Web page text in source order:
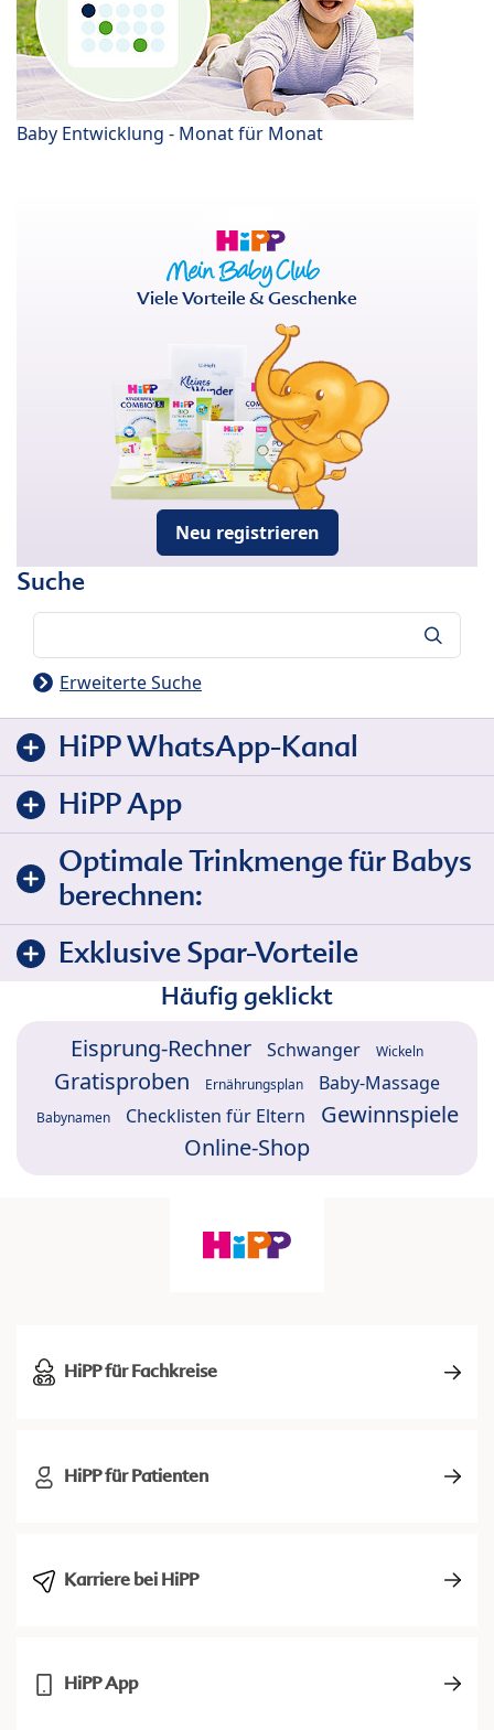
Baby Entwicklung - Monat für Monat
Viele Vorteile & Geschenke
Neu registrieren
Suche
Erweiterte Suche
HiPP WhatsApp-Kanal
HiPP App
Optimale Trinkmenge für Babys
berechnen:
Exklusive Spar-Vorteile
Häufig geklickt
Eisprung-Rechner Schwanger Wickeln
Gratisproben Ernährungsplan Baby-Massage
Babynamen Checklisten für Eltern
Gewinnspiele
Online-Shop
HiPP für Fachkreise
HiPP für Patienten
Karriere bei HiPP
HiPP App